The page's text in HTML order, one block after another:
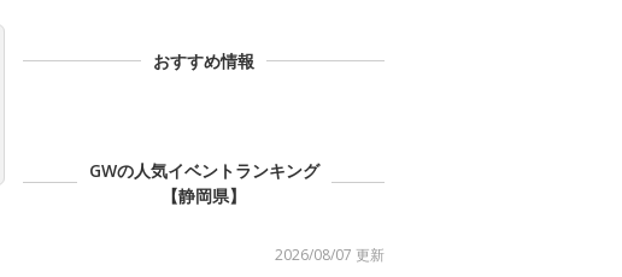
おすすめ情報
GWの人気イベントランキング
【静岡県】
2026/08/07 更新